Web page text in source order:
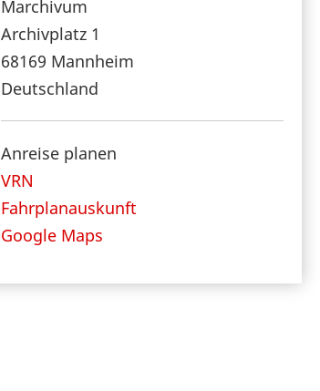
Marchivum
Archivplatz 1
68169 Mannheim
Deutschland
Anreise planen
VRN
Fahrplanauskunft
Google Maps